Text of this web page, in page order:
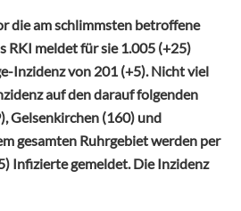
die am schlimmsten betroffene
RKI meldet für sie 1.005 (+25)
Inzidenz von 201 (+5). Nicht viel
auf den darauf folgenden
Gelsenkirchen (160) und
gesamten Ruhrgebiet werden per
Infizierte gemeldet. Die Inzidenz